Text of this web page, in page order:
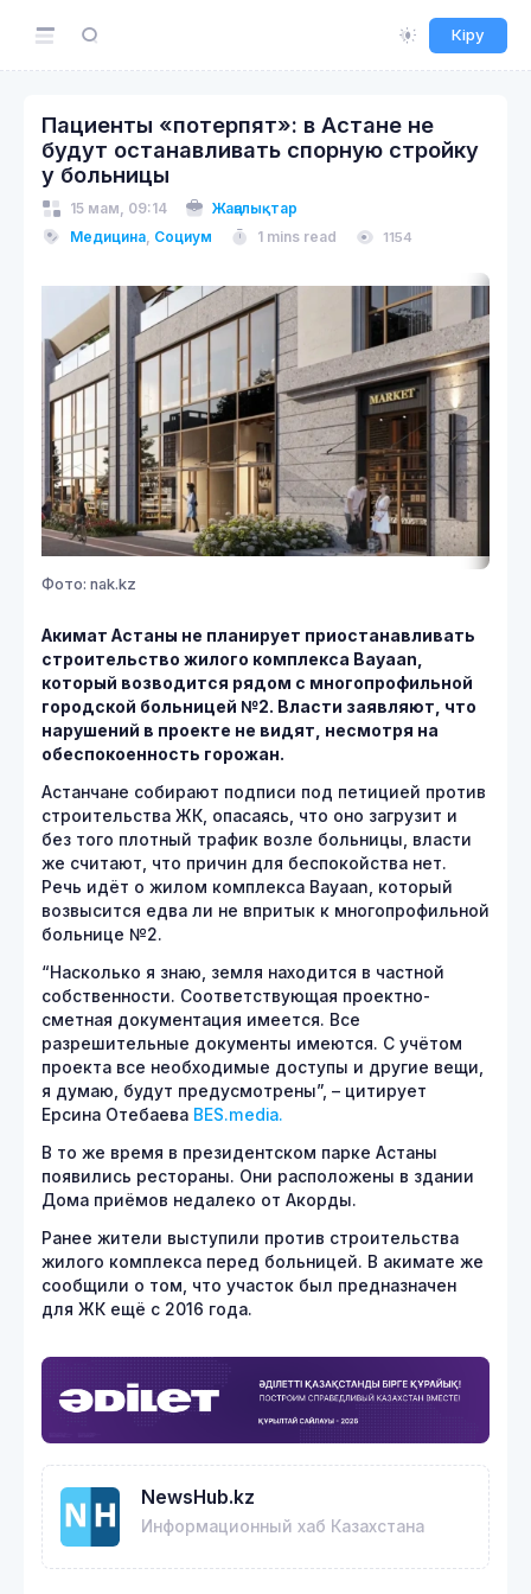
Кіру
Пациенты «потерпят»: в Астане не
будут останавливать спорную стройку
у больницы
15 мам, 09:14
Жаңалықтар
Медицина, Социум 1 mins read 1154
Фото: nak.kz
Акимат Астаны не планирует приостанавливать
строительство жилого комплекса Bayaan,
который возводится рядом с многопрофильной
городской больницей №2. Власти заявляют, что
нарушений в проекте не видят, несмотря на
обеспокоенность горожан.
Астанчане собирают подписи под петицией против
строительства ЖК, опасаясь, что оно загрузит и
без того плотный трафик возле больницы, власти
же считают, что причин для беспокойства нет.
Речь идёт о жилом комплекса Bayaan, который
возвысится едва ли не впритык к многопрофильной
больнице №2.
“Насколько я знаю, земля находится в частной
собственности. Соответствующая проектно-
сметная документация имеется. Все
разрешительные документы имеются. С учётом
проекта все необходимые доступы и другие вещи,
я думаю, будут предусмотрены”, – цитирует
Ерсина Отебаева BES.media.
В то же время в президентском парке Астаны
появились рестораны. Они расположены в здании
Дома приёмов недалеко от Акорды.
Ранее жители выступили против строительства
жилого комплекса перед больницей. В акимате же
сообщили о том, что участок был предназначен
для ЖК ещё с 2016 года.
NewsHub.kz
Информационный хаб Казахстана